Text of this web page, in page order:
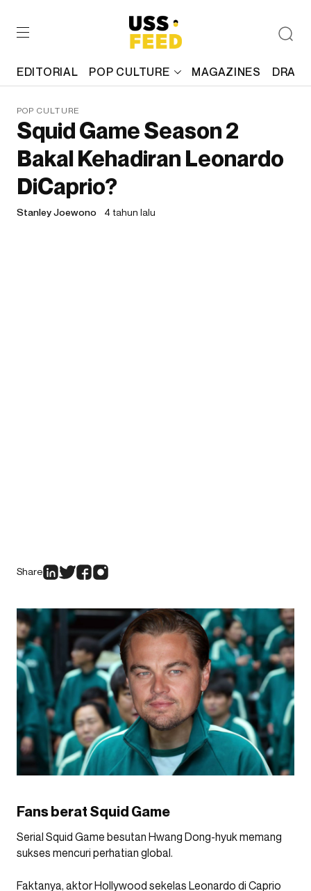
EDITORIAL POP CULTURE MAGAZINES
POP CULTURE
Squid Game Season 2
Bakal Kehadiran Leonardo
DiCaprio?
Stanley Joewono 4 tahun lalu
Share
Fans berat Squid Game
Serial Squid Game besutan Hwang Dong-hyuk memang
sukses mencuri perhatian global.
Faktanya, aktor Hollywood sekelas Leonardo di Caprio